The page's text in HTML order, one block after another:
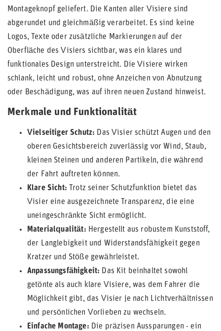
Montageknopf geliefert. Die Kanten aller Visiere sind
abgerundet und gleichmäßig verarbeitet. Es sind keine
Logos, Texte oder zusätzliche Markierungen auf der
Oberfläche des Visiers sichtbar, was ein klares und
funktionales Design unterstreicht. Die Visiere wirken
schlank, leicht und robust, ohne Anzeichen von Abnutzung
oder Beschädigung, was auf ihren neuen Zustand hinweist.
Merkmale und Funktionalität
Vielseitiger Schutz: Das Visier schützt Augen und den
oberen Gesichtsbereich zuverlässig vor Wind, Staub,
kleinen Steinen und anderen Partikeln, die während
der Fahrt auftreten können.
Klare Sicht: Trotz seiner Schutzfunktion bietet das
Visier eine ausgezeichnete Transparenz, die eine
uneingeschränkte Sicht ermöglicht.
Materialqualität: Hergestellt aus robustem Kunststoff,
der Langlebigkeit und Widerstandsfähigkeit gegen
Kratzer und Stöße gewährleistet.
Anpassungsfähigkeit: Das Kit beinhaltet sowohl
getönte als auch klare Visiere, was dem Fahrer die
Möglichkeit gibt, das Visier je nach Lichtverhältnissen
und persönlichen Vorlieben zu wechseln.
Einfache Montage: Die präzisen Aussparungen - ein